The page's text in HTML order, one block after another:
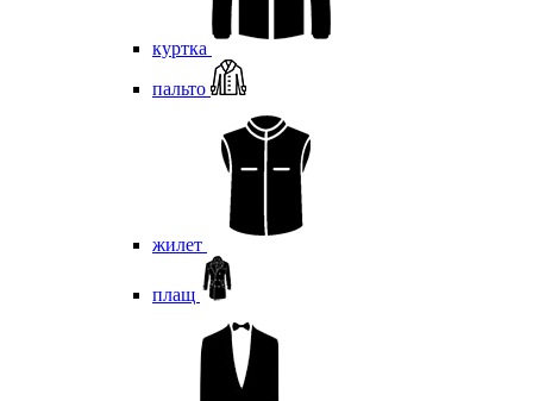
куртка
пальто
жилет
плащ